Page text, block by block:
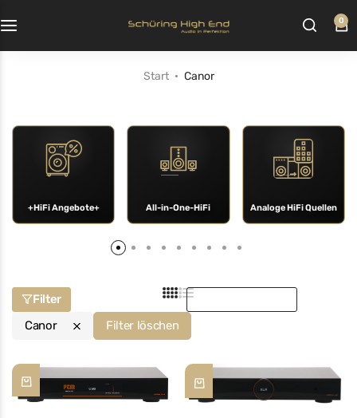
0
Start Canor
+HiFi Angebote+ All-in-One-HiFi Analoge HiFi Quellen
Filter
Canor
Filter löschen